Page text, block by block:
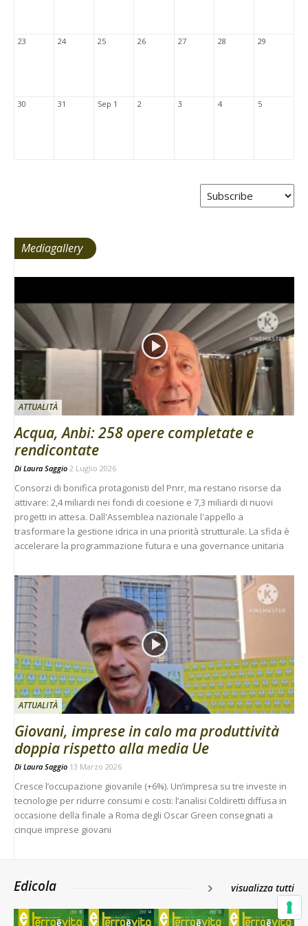
23 24 25 26 27 28 29
30 31 Sep 1 2 3 4 5
Mediagallery
ATTUALITÀ
Acqua, Anbi: 258 opere completate e
rendicontate
Di Laura Saggio 2 Luglio 2026
Consorzi di bonifica protagonisti del Pnrr, ma restano risorse da
attivare: 2,4 miliardi nei fondi di coesione e 7,3 miliardi di nuovi
progetti in attesa. Dall'Assemblea nazionale l'appello a
trasformare la gestione idrica in una priorità strutturale. La sfida è
accelerare la programmazione futura e una governance unitaria
ATTUALITÀ
Giovani, imprese in calo ma produttività
doppia rispetto alla media Ue
Di Laura Saggio 13 Marzo 2026
Cresce l’occupazione giovanile (+6%). Un’impresa su tre investe in
tecnologie per ridurre consumi e costi: l’analisi Coldiretti diffusa in
occasione della finale a Roma degli Oscar Green consegnati a
cinque imprese giovani
Edicola visualizza tutti